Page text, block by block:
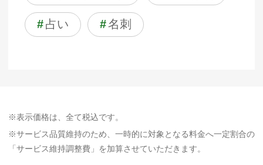
#占い #名刺
※表示価格は、全て税込です。
※サービス品質維持のため、一時的に対象となる料金へ一定割合の
「サービス維持調整費」を加算させていただきます。